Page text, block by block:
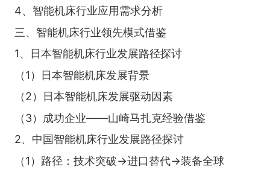
4、智能机床行业应用需求分析
三、智能机床行业领先模式借鉴
1、日本智能机床行业发展路径探讨
（1）日本智能机床发展背景
（2）日本智能机床发展驱动因素
（3）成功企业——山崎马扎克经验借鉴
2、中国智能机床行业发展路径探讨
（1）路径：技术突破→进口替代→装备全球